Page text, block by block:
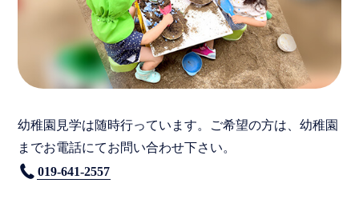
幼稚園見学は随時行っています。ご希望の方は、幼稚園
までお電話にてお問い合わせ下さい。
019-641-2557